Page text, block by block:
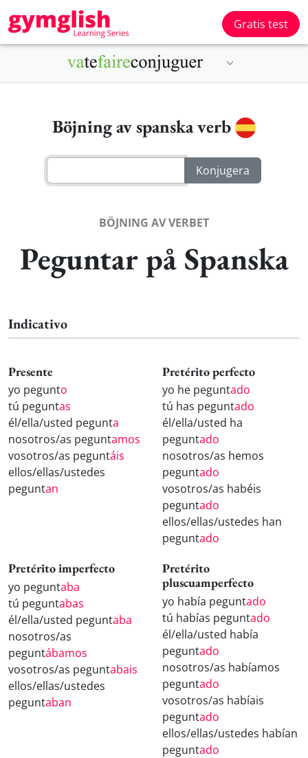
Gratis test
Böjning av spanska verb
BÖJNING AV VERBET
Peguntar på Spanska
Indicativo
Presente
yo pegunto
tú peguntas
él/ella/usted pegunta
nosotros/as peguntamos
vosotros/as peguntáis
ellos/ellas/ustedes
peguntan
Pretérito perfecto
yo he peguntado
tú has peguntado
él/ella/usted ha
peguntado
nosotros/as hemos
peguntado
vosotros/as habéis
peguntado
ellos/ellas/ustedes han
peguntado
Pretérito imperfecto
yo peguntaba
tú peguntabas
él/ella/usted peguntaba
nosotros/as
peguntábamos
vosotros/as peguntabais
ellos/ellas/ustedes
peguntaban
Pretérito
pluscuamperfecto
yo había peguntado
tú habías peguntado
él/ella/usted había
peguntado
nosotros/as habíamos
peguntado
vosotros/as habíais
peguntado
ellos/ellas/ustedes habían
peguntado